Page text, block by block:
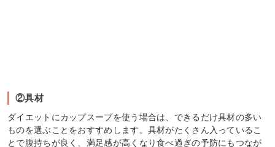
②具材
ダイエットにカップスープを使う場合は、できるだけ具材の多い
ものを選ぶことをおすすめします。具材がたくさん入っているこ
とで腹持ちが良く、満足感が高くなり食べ過ぎの予防にもつなが